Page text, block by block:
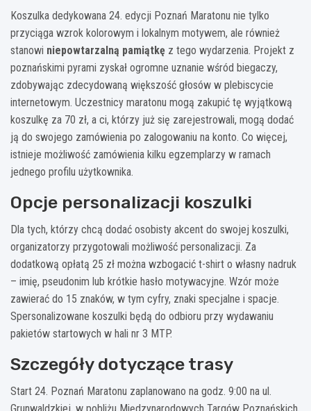
Koszulka dedykowana 24. edycji Poznań Maratonu nie tylko
przyciąga wzrok kolorowym i lokalnym motywem, ale również
stanowi niepowtarzalną pamiątkę z tego wydarzenia. Projekt z
poznańskimi pyrami zyskał ogromne uznanie wśród biegaczy,
zdobywając zdecydowaną większość głosów w plebiscycie
internetowym. Uczestnicy maratonu mogą zakupić tę wyjątkową
koszulkę za 70 zł, a ci, którzy już się zarejestrowali, mogą dodać
ją do swojego zamówienia po zalogowaniu na konto. Co więcej,
istnieje możliwość zamówienia kilku egzemplarzy w ramach
jednego profilu użytkownika.
Opcje personalizacji koszulki
Dla tych, którzy chcą dodać osobisty akcent do swojej koszulki,
organizatorzy przygotowali możliwość personalizacji. Za
dodatkową opłatą 25 zł można wzbogacić t-shirt o własny nadruk
– imię, pseudonim lub krótkie hasło motywacyjne. Wzór może
zawierać do 15 znaków, w tym cyfry, znaki specjalne i spacje.
Spersonalizowane koszulki będą do odbioru przy wydawaniu
pakietów startowych w hali nr 3 MTP.
Szczegóły dotyczące trasy
Start 24. Poznań Maratonu zaplanowano na godz. 9:00 na ul.